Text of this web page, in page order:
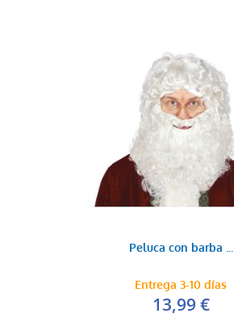
Peluca con barba ...
Entrega 3-10 días
13,99 €